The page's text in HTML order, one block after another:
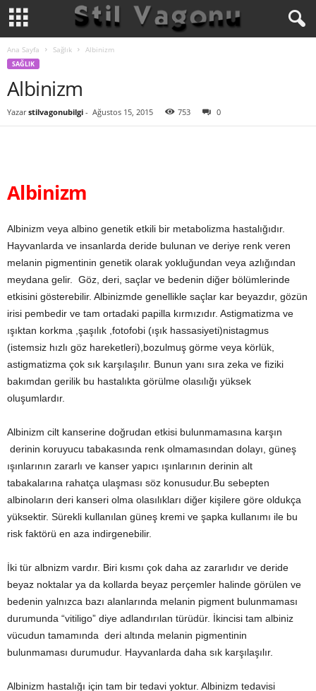
Ana Sayfa Sağlık Albinizm
SAĞLIK
Albinizm
Yazar stilvagonubilgi - Ağustos 15, 2015 753 0
Albinizm
Albinizm veya albino genetik etkili bir metabolizma hastalığıdır.
Hayvanlarda ve insanlarda deride bulunan ve deriye renk veren
melanin pigmentinin genetik olarak yokluğundan veya azlığından
meydana gelir. Göz, deri, saçlar ve bedenin diğer bölümlerinde
etkisini gösterebilir. Albinizmde genellikle saçlar kar beyazdır, gözün
irisi pembedir ve tam ortadaki papilla kırmızıdır. Astigmatizma ve
ışıktan korkma ,şaşılık ,fotofobi (ışık hassasiyeti)nistagmus
(istemsiz hızlı göz hareketleri),bozulmuş görme veya körlük,
astigmatizma çok sık karşılaşılır. Bunun yanı sıra zeka ve fiziki
bakımdan gerilik bu hastalıkta görülme olasılığı yüksek
oluşumlardır.
Albinizm cilt kanserine doğrudan etkisi bulunmamasına karşın
derinin koruyucu tabakasında renk olmamasından dolayı, güneş
ışınlarının zararlı ve kanser yapıcı ışınlarının derinin alt
tabakalarına rahatça ulaşması söz konusudur.Bu sebepten
albinoların deri kanseri olma olasılıkları diğer kişilere göre oldukça
yüksektir. Sürekli kullanılan güneş kremi ve şapka kullanımı ile bu
risk faktörü en aza indirgenebilir.
İki tür albnizm vardır. Biri kısmı çok daha az zararlıdır ve deride
beyaz noktalar ya da kollarda beyaz perçemler halinde görülen ve
bedenin yalnızca bazı alanlarında melanin pigment bulunmaması
durumunda “vitiligo” diye adlandırılan türüdür. İkincisi tam albiniz
vücudun tamamında deri altında melanin pigmentinin
bulunmaması durumudur. Hayvanlarda daha sık karşılaşılır.
Albinizm hastalığı için tam bir tedavi yoktur. Albinizm tedavisi